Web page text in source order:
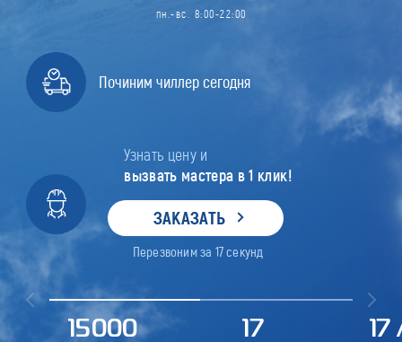
пн.-вс. 8:00-22:00
Починим чиллер сегодня
Узнать цену и
вызвать мастера в 1 клик!
ЗАКАЗАТЬ
Перезвоним за 17секунд
15000 17 17